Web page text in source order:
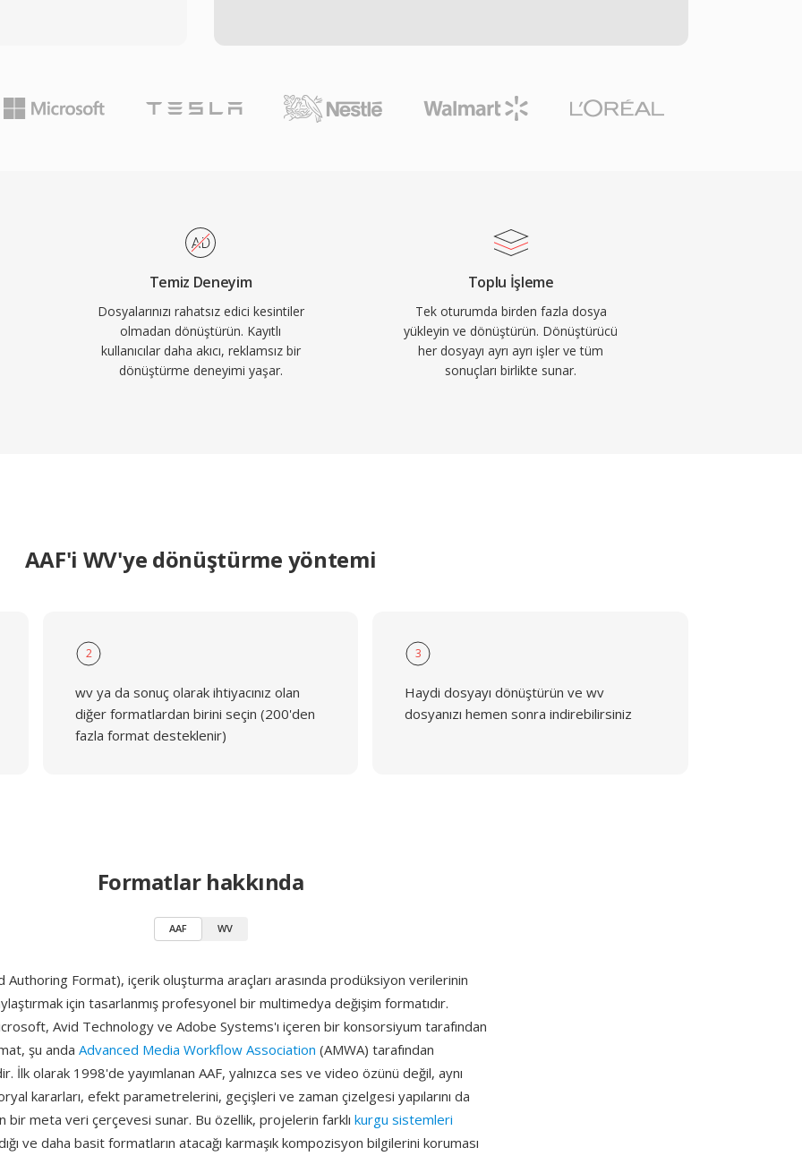
modda
yüzde 40 ila
altında dağıtılır ve
araca entegre
cue
zengin üst veri
bile organizasyon
Temiz Deneyim
Dosyalarınızı rahatsız edici kesintiler
olmadan dönüştürün. Kayıtlı
kullanıcılar daha akıcı, reklamsız bir
dönüştürme deneyimi yaşar.
Toplu İşleme
Tek oturumda birden fazla dosya
yükleyin ve dönüştürün. Dönüştürücü
her dosyayı ayrı ayrı işler ve tüm
sonuçları birlikte sunar.
AAF'i WV'ye dönüştürme yöntemi
2
wv ya da sonuç olarak ihtiyacınız olan
diğer formatlardan birini seçin (200'den
fazla format desteklenir)
3
Haydi dosyayı dönüştürün ve wv
dosyanızı hemen sonra indirebilirsiniz
Formatlar hakkında
AAF WV
Authoring Format), içerik oluşturma araçları arasında prodüksiyon verilerinin
için tasarlanmış profesyonel bir multimedya değişim formatıdır.
Avid Technology ve Adobe Systems'ı içeren bir konsorsiyum tarafından
şu anda Advanced Media Workflow Association (AMWA) tarafından
İlk olarak 1998'de yayımlanan AAF, yalnızca ses ve video özünü değil, aynı
kararları, efekt parametrelerini, geçişleri ve zaman çizelgesi yapılarını da
bir meta veri çerçevesi sunar. Bu özellik, projelerin farklı kurgu sistemleri
ve daha basit formatların atacağı karmaşık kompozisyon bilgilerini koruması